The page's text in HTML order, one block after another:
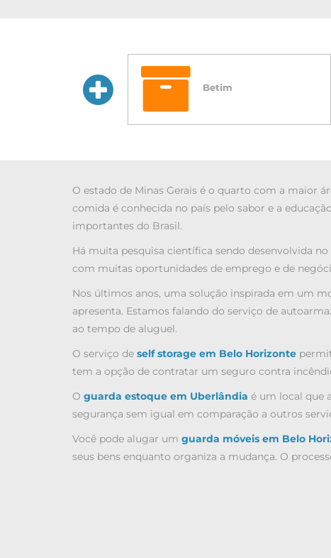
Betim
O estado de Minas Gerais é o quarto com a maior
comida é conhecida no país pelo sabor e a
importantes do Brasil.
Há muita pesquisa científica sendo desenvolvida
com muitas oportunidades de emprego e de
Nos últimos anos, uma solução inspirada em um
apresenta. Estamos falando do serviço de
ao tempo de aluguel.
O serviço de self storage em Belo Horizonte
tem a opção de contratar um seguro contra
O guarda estoque em Uberlândia é um local que
segurança sem igual em comparação a outros
Você pode alugar um guarda móveis em Belo
seus bens enquanto organiza a mudança. O